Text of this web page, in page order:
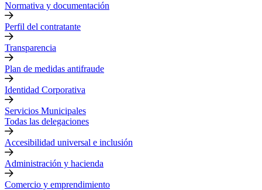
Normativa y documentación
Perfil del contratante
Transparencia
Plan de medidas antifraude
Identidad Corporativa
Servicios Municipales
Todas las delegaciones
Accesibilidad universal e inclusión
Administración y hacienda
Comercio y emprendimiento